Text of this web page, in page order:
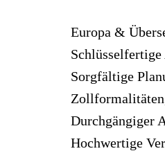
Europa &
Sorgfältige
Durchgängiger
Hochwertige